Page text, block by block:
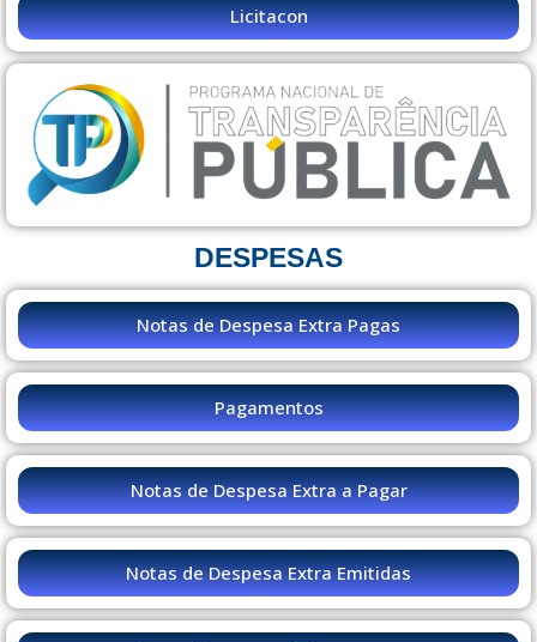
Licitacon
DESPESAS
Notas de Despesa Extra Pagas
Pagamentos
Notas de Despesa Extra a Pagar
Notas de Despesa Extra Emitidas